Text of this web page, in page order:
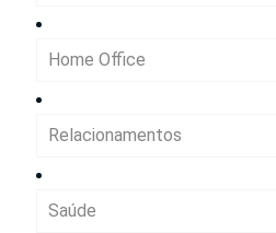
Home Office
Relacionamentos
Saúde